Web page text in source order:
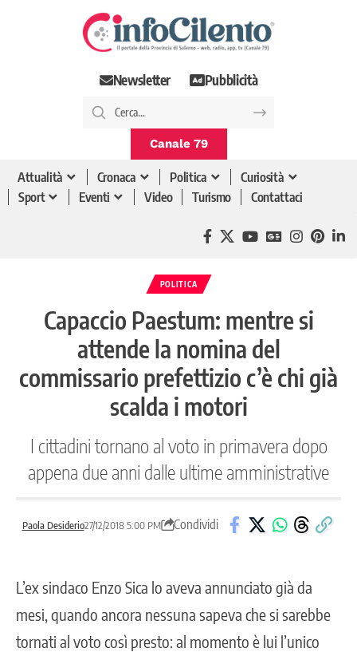
Newsletter Pubblicità
Canale 79
Attualità Cronaca Politica
Curiosità
Sport
Eventi Video Turismo Contattaci
POLITICA
Capaccio Paestum: mentre si
attende la nomina del
commissario prefettizio c’è chi già
scalda i motori
I cittadini tornano al voto in primavera dopo
appena due anni dalle ultime amministrative
Paola Desiderio27/12/2018 5:00 PM Condividi
L’ex sindaco Enzo Sica lo aveva annunciato già da
mesi, quando ancora nessuna sapeva che si sarebbe
tornati al voto così presto: al momento è lui l’unico